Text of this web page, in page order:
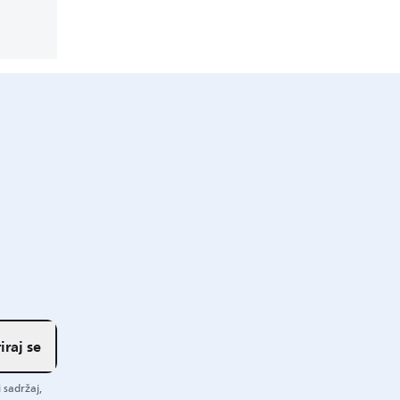
se